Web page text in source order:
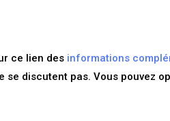
ce lien des informations
discutent pas. Vous pouvez